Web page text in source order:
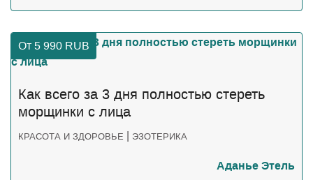
От 5 990 RUB
Как всего за 3 дня полностью стереть
морщинки с лица
КРАСОТА И ЗДОРОВЬЕ | ЭЗОТЕРИКА
Аданье Этель